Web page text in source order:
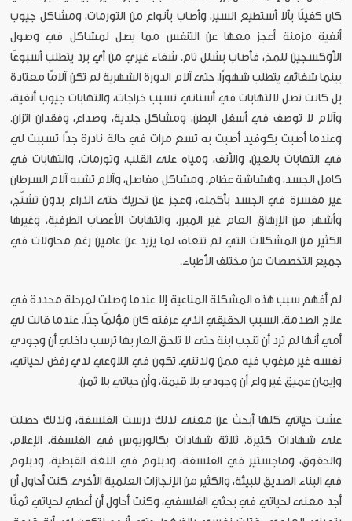
كان كفيلًا بألا أستطيع السير، وأصاب بأنواع من التورمات، ومشاكل جيوب
أنفية مزمنة أعجز معها عن التنفس مما يصل لمشاكل في وصول
الأوكسجين للمخ، فأصاب بشلل تام. شفاء غيري من أي برد يتطلب أسبوعًا
بينما شفائي يتطلب شهورًا. حتى آلام الدورة الشهرية لم تكن آلامًا معتادة
بل كانت تصل لالتهابات في أسناني تسبب خراجات، والتهابات جيوب أنفية،
وآلام لا توصف في أسفل البطن، ومشاكل جلدية، وصداع، وفقدان اتزان.
وعندما أصبت بكوفيد أصبت به تسع مرات في حالة نادرة جدًا تسببت لي
في التهابات بالعين، والأنف، ومياه على القلب، وتورمات، والتهابات في
كامل الجسد، وهشاشة عظام، ومشاكل مفاصل، وآلام تشبه آلام السرطان
غير مفسرة في الجسد بأكمله، وعجز عن تحريك حتى الذراع بدون تشنّج،
وأشهر من الإرهاق العام غير المبرر، والتهابات الأعصاب الطرفية، وغيرها
الكثير من المشكلات التي لم تتعاف لما يزيد عن عامين رغم محاولات في
جميع التخصصات من مختلف الأطباء.
لم أفهم سبب هذه المشكلة المناعية إلا عندما وصلت لمرحلة محددة في
علاج الصدمة. السبب الحقيقي الذي عرفته كان مؤلمًا جدًا. عندما قالت لي
أمي أنها لم ترد أن تنجب ابنة حتى لا تلحق العار بها ترسب داخلي أن وجودي
نفسه غير مرغوب فيه ممن ولدتني. تكون في اللاوعي لدي رفض لحياتي،
وإيمان عميق غير واع أن وجودي بلا قيمة، وأن حياتي بلا ثمن.
عشت حياتي كلها أبحث عن معنى لذلك درست الفلسفة، ولذلك حصلت
على شهادات كثيرة، ثلاثة شهادات بكالوريوس في الفلسفة، الإعلام،
والحقوق، وماجستير في الفلسفة، ودبلوم في اللغة القبطية، ودبلوم
في البناء الصديق للبيئة، والكثير من الإنجازات العلمية الأخرى. كنت أحاول أن
أجد معنى لحياتي في بحثي الفلسفي، وكنت أحاول أن أعطي لحياتي ثمنًا